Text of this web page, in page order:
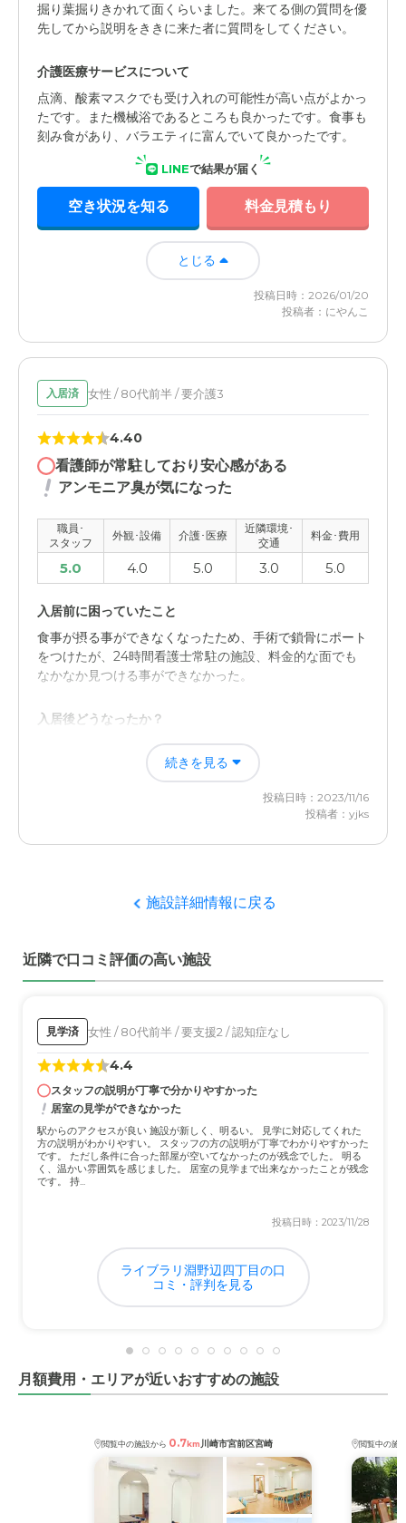
掘り葉掘りきかれて面くらいました。来てる側の質問を優
先してから説明をききに来た者に質問をしてください。
介護医療サービスについて
点滴、酸素マスクでも受け入れの可能性が高い点がよかっ
たです。また機械浴であるところも良かったです。食事も
刻み食があり、バラエティに富んでいて良かったです。
LINEで結果が届く
空き状況を知る 料金見積もり
とじる
投稿日時：2026/01/20
投稿者：にやんこ
入居済 女性 / 80代前半 / 要介護3
4.40
看護師が常駐しており安心感がある
アンモニア臭が気になった
職員･
スタッフ
外観･設備 介護･医療
近隣環境･
交通
料金･費用
5.0 4.0 5.0 3.0 5.0
入居前に困っていたこと
食事が摂る事ができなくなったため、手術で鎖骨にポート
をつけたが、24時間看護士常駐の施設、料金的な面でも
なかなか見つける事ができなかった。
入居後どうなったか？
家から近くてすぐに行けるところが見つかった。スタッフ
の方もとても感じが良くて、相談しやすかったり、お任せ
職員・スタッフ・他入居者の雰囲気について
にお話を聞いたが、快くお話をしてくれて良かった。 不
安な気持ちでいっぱいだったので心が軽くなった。
外観・内装・居室・設備について
古い建物だったので、すごくきれいというわけではなかっ
たが、それは全然気にならなかった。ただ、介護施設だか
ら仕方がないのか？アンモニア臭が気になった。
介護医療サービスについて
常に看護士さんがいらっしゃるので安心だった。 スタッ
フの方も人数がたくさんいて、それもよかった。
高台にあり、静かで環境はとても良かった。最寄駅からの
アクセスはあまり良くないが、車を利用していたので気に
ならなかった。
入居金、月々の料金がとても安くて、すごく助かった。入
居前は、安すぎて大丈夫なのか？と思ったが、すごく良か
った。
続きを見る
投稿日時：2023/11/16
投稿者：yjks
施設詳細情報に戻る
近隣で口コミ評価の高い施設
見学済 女性 / 80代前半 / 要支援2 / 認知症なし
4.4
スタッフの説明が丁寧で分かりやすかった
居室の見学ができなかった
駅からのアクセスが良い 施設が新しく、明るい。 見学に対応してくれた
方の説明がわかりやすい。 スタッフの方の説明が丁寧でわかりやすかった
です。 ただし条件に合った部屋が空いてなかったのが残念でした。 明る
く、温かい雰囲気を感じました。 居室の見学まで出来なかったことが残念
です。 持...
投稿日時：2023/11/28
ライブラリ淵野辺四丁目の口
コミ・評判を見る
月額費用・エリアが近いおすすめの施設
閲覧中の施設から 0.7km川崎市宮前区宮崎 閲覧中の施